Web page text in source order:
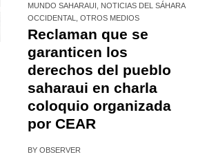
MUNDO SAHARAUI
NOTICIAS DEL SÁHARA
OCCIDENTAL
,OTROS MEDIOS
Reclaman que se
garanticen los
derechos del pueblo
saharaui en charla
coloquio organizada
por CEAR
BYOBSERVER